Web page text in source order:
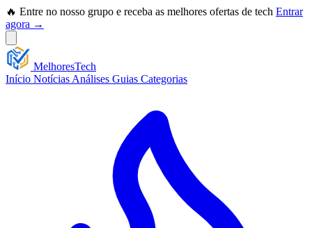
🔥 Entre no nosso grupo e receba as melhores ofertas de tech Entrar
agora →
MelhoresTech
Início Notícias Análises Guias Categorias